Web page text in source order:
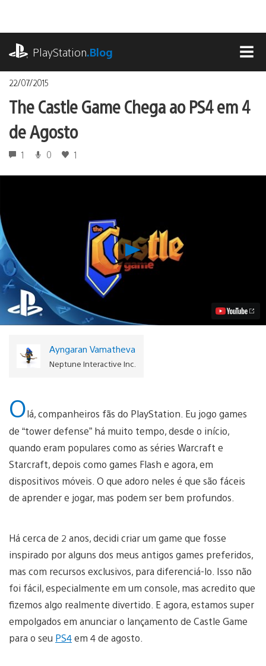
o
conteúdoPlayStation.Blog
22/07/2015
The Castle Game Chega ao PS4 em 4
de Agosto
1 0 1
Reproduzir
The
Castle
em
Ayngaran Vamatheva
Neptune Interactive Inc.
Olá, companheiros fãs do PlayStation. Eu jogo games
de “tower defense” há muito tempo, desde o início,
quando eram populares como as séries Warcraft e
Starcraft, depois como games Flash e agora, em
dispositivos móveis. O que adoro neles é que são fáceis
de aprender e jogar, mas podem ser bem profundos.
Há cerca de 2 anos, decidi criar um game que fosse
inspirado por alguns dos meus antigos games preferidos,
mas com recursos exclusivos, para diferenciá-lo. Isso não
foi fácil, especialmente em um console, mas acredito que
fizemos algo realmente divertido. E agora, estamos super
empolgados em anunciar o lançamento de Castle Game
para o seu PS4em 4 de agosto.